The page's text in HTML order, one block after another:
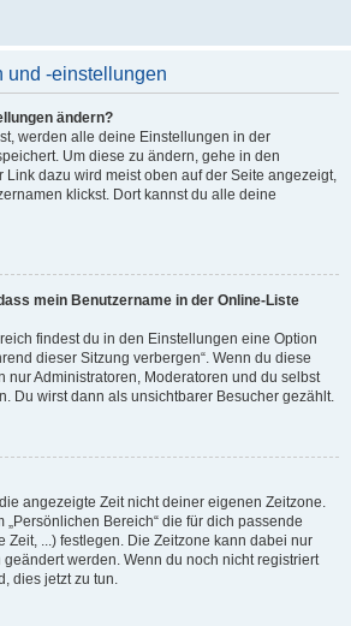
und -einstellungen
ändern?
werden alle deine Einstellungen in der
Um diese zu ändern, gehe in den
Link dazu wird meist oben auf der Seite angezeigt,
klickst. Dort kannst du alle deine
mein Benutzername in der Online-Liste
findest du in den Einstellungen eine Option
dieser Sitzung verbergen“. Wenn du diese
nur Administratoren, Moderatoren und du selbst
Du wirst dann als unsichtbarer Besucher gezählt.
angezeigte Zeit nicht deiner eigenen Zeitzone.
„Persönlichen Bereich“ die für dich passende
Zeit, ...) festlegen. Die Zeitzone kann dabei nur
werden. Wenn du noch nicht registriert
dies jetzt zu tun.